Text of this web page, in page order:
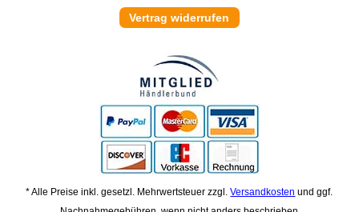
Vertrag widerrufen
* Alle Preise inkl. gesetzl. Mehrwertsteuer zzgl.Versandkosten und ggf.